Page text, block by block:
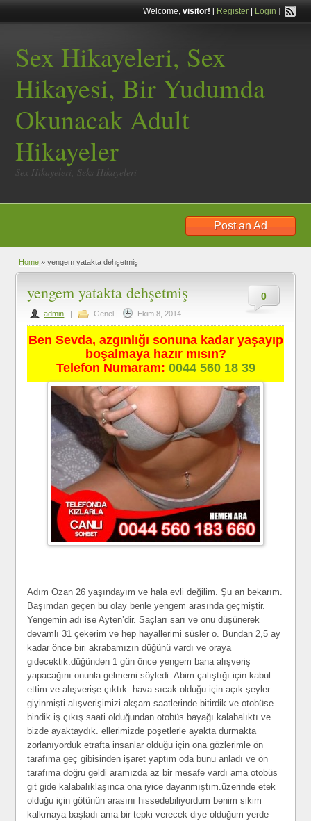
Welcome, visitor! [ Register| Login ]
Sex Hikayeleri, Sex
Hikayesi, Bir Yudumda
Okunacak Adult
Hikayeler
Sex Hikayeleri, Seks Hikayeleri
Post an Ad
Home » yengem yatakta dehşetmiş
0
yengem yatakta dehşetmiş
admin | Genel | Ekim 8, 2014
Ben Sevda, azgınlığı sonuna kadar yaşayıp
boşalmaya hazır mısın?
Telefon Numaram: 0044 560 18 39
Adım Ozan 26 yaşındayım ve hala evli değilim. Şu an bekarım.
Başımdan geçen bu olay benle yengem arasında geçmiştir.
Yengemin adı ise Ayten’dir. Saçları sarı ve onu düşünerek
devamlı 31 çekerim ve hep hayallerimi süsler o. Bundan 2,5 ay
kadar önce biri akrabamızın düğünü vardı ve oraya
gidecektik.düğünden 1 gün önce yengem bana alışveriş
yapacağını onunla gelmemi söyledi. Abim çalıştığı için kabul
ettim ve alışverişe çıktık. hava sıcak olduğu için açık şeyler
giyinmişti.alışverişimizi akşam saatlerinde bitirdik ve otobüse
bindik.iş çıkış saati olduğundan otobüs bayağı kalabalıktı ve
bizde ayaktaydık. ellerimizde poşetlerle ayakta durmakta
zorlanıyorduk etrafta insanlar olduğu için ona gözlerimle ön
tarafıma geç gibisinden işaret yaptım oda bunu anladı ve ön
tarafıma doğru geldi aramızda az bir mesafe vardı ama otobüs
git gide kalabalıklaşınca ona iyice dayanmıştım.üzerinde etek
olduğu için götünün arasını hissedebiliyordum benim sikim
kalkmaya başladı ama bir tepki verecek diye olduğum yerde